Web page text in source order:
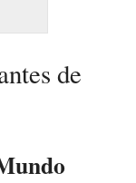
de